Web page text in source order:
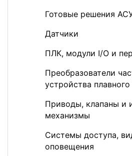
Готовые решения
Датчики
ПЛК, модули I/O и
Преобразователи
устройства плавного
Приводы, клапаны и
механизмы
Системы доступа,
оповещения